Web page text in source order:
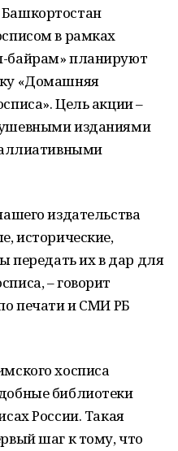
в рамках
байрам» планируют
«Домашняя
Цель акции –
изданиями
издательства
исторические,
передать их в дар для
– говорит
печати и СМИ РБ
хосписа
библиотеки
России. Такая
шаг к тому, что